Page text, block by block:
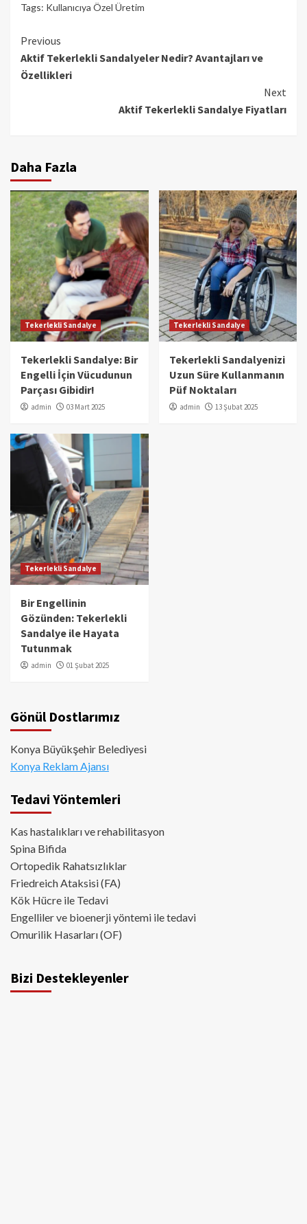
Tags: Kullanıcıya Özel Üretim
Continue
Reading
Previous
Aktif Tekerlekli Sandalyeler Nedir? Avantajları ve
Özellikleri
Next
Aktif Tekerlekli Sandalye Fiyatları
Daha Fazla
Tekerlekli Sandalye
Tekerlekli Sandalye: Bir
Engelli İçin Vücudunun
Parçası Gibidir!
admin 03 Mart 2025
Tekerlekli Sandalye
Tekerlekli Sandalyenizi
Uzun Süre Kullanmanın
Püf Noktaları
admin 13 Şubat 2025
Tekerlekli Sandalye
Bir Engellinin
Gözünden: Tekerlekli
Sandalye ile Hayata
Tutunmak
admin 01 Şubat 2025
Gönül Dostlarımız
Konya Büyükşehir Belediyesi
Konya Reklam Ajansı
Tedavi Yöntemleri
Kas hastalıkları ve rehabilitasyon
Spina Bifida
Ortopedik Rahatsızlıklar
Friedreich Ataksisi (FA)
Kök Hücre ile Tedavi
Engelliler ve bioenerji yöntemi ile tedavi
Omurilik Hasarları (OF)
Bizi Destekleyenler